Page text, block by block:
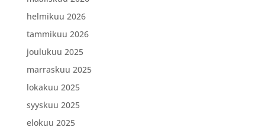
helmikuu 2026
tammikuu 2026
joulukuu 2025
marraskuu 2025
lokakuu 2025
syyskuu 2025
elokuu 2025